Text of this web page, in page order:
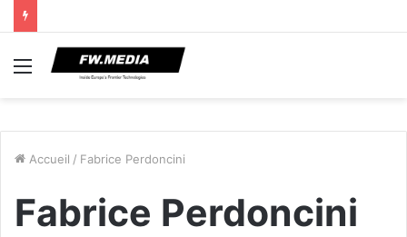
Menu
Accueil / Fabrice Perdoncini
Fabrice Perdoncini